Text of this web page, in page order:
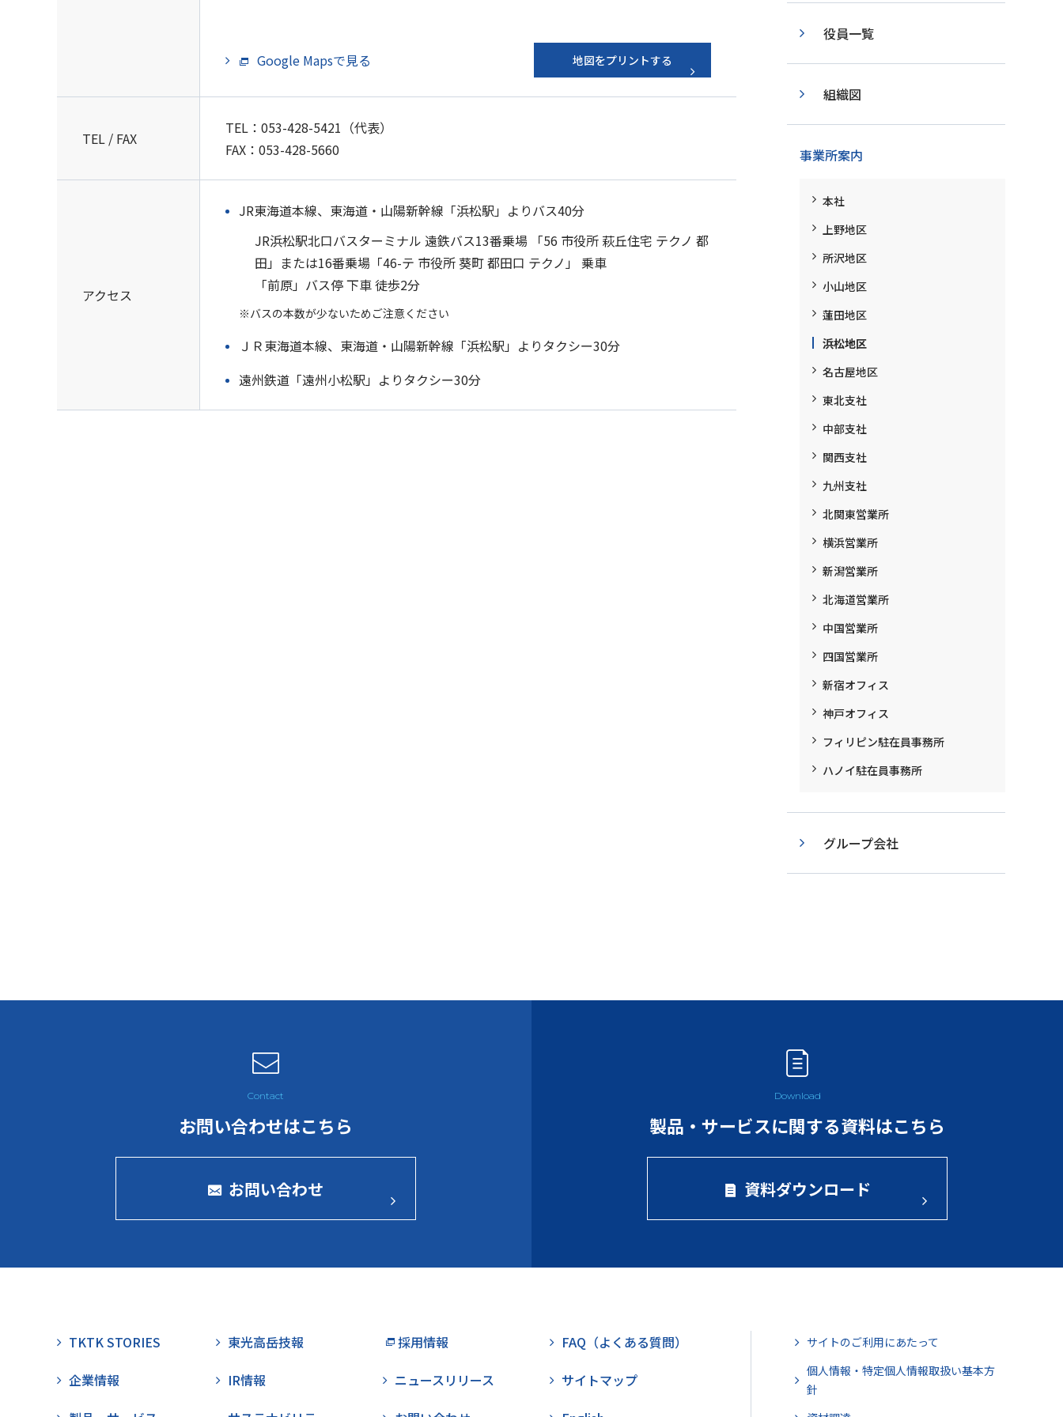
Google Mapsで見る 地図をプリントする
TEL / FAX
TEL： 053-428-5421 （代表）
FAX：053-428-5660
アクセス
JR東海道本線、東海道・山陽新幹線「浜松駅」よりバス40分
JR浜松駅北口バスターミナル 遠鉄バス13番乗場 「56 市役所 萩丘住宅 テクノ 都
田」または16番乗場「46-テ 市役所 葵町 都田口 テクノ」 乗車
「前原」バス停 下車 徒歩2分
※バスの本数が少ないためご注意ください
ＪＲ東海道本線、東海道・山陽新幹線「浜松駅」よりタクシー30分
遠州鉄道「遠州小松駅」よりタクシー30分
役員一覧
組織図
事業所案内
本社
上野地区
所沢地区
小山地区
蓮田地区
浜松地区
名古屋地区
東北支社
中部支社
関西支社
九州支社
北関東営業所
横浜営業所
新潟営業所
北海道営業所
中国営業所
四国営業所
新宿オフィス
神戸オフィス
フィリピン駐在員事務所
ハノイ駐在員事務所
グループ会社
お問い合わせはこちら
お問い合わせ
製品・サービスに関する資料はこちら
資料ダウンロード
TKTK STORIES
企業情報
東光高岳技報
IR情報
採用情報
ニュースリリース
FAQ（よくある質問）
サイトマップ
サイトのご利用にあたって
個人情報・特定個人情報取扱い基本方
針